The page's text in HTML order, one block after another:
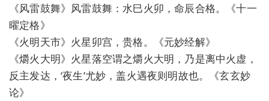
《风雷鼓舞》风雷鼓舞：水巳火卯，命辰合格。《十一
曜定格》
《火明天市》火星卯宫，贵格。《元妙经解》
《爝火大明》火星落空谓之爝火大明，乃是离中火虚，
反主发达，‘夜生’尤妙，盖火遇夜则明故也。《玄玄妙
论》